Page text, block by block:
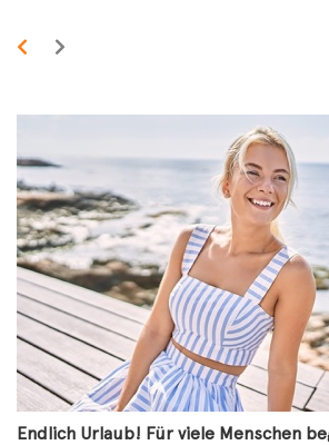
Endlich Urlaub! Für viele Menschen